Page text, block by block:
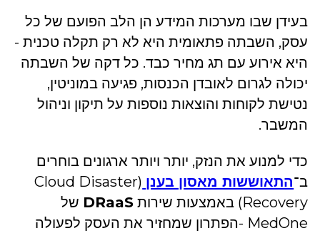
בעידן שבו מערכות המידע הן הלב הפועם של כל
עסק, השבתה פתאומית היא לא רק תקלה טכנית -
היא אירוע עם תג מחיר כבד. כל דקה של השבתה
יכולה לגרום לאובדן הכנסות, פגיעה במוניטין,
נטישת לקוחות והוצאות נוספות על תיקון וניהול
המשבר.
כדי למנוע את הנזק, יותר ויותר ארגונים בוחרים
ב־התאוששות מאסון בענן (Cloud Disaster
Recovery) באמצעות שירות
DRaaS של
MedOne -הפתרון שמחזיר את העסק לפעולה